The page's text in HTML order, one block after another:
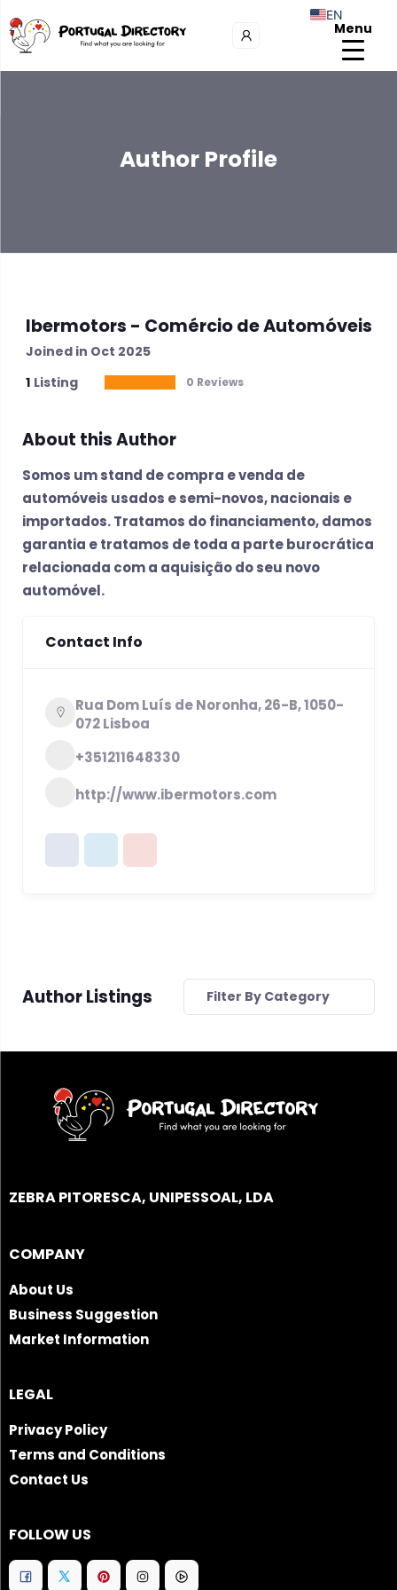
Menu
Author Profile
Ibermotors - Comércio de Automóveis
Joined in Oct 2025
1 Listing 0 Reviews
About this Author
Somos um stand de compra e venda de
automóveis usados e semi-novos, nacionais e
importados. Tratamos do financiamento, damos
garantia e tratamos de toda a parte burocrática
relacionada com a aquisição do seu novo
automóvel.
Contact Info
Rua Dom Luís de Noronha, 26-B, 1050-
072 Lisboa
+351211648330
http://www.ibermotors.com
Author Listings Filter By Category
ZEBRA PITORESCA, UNIPESSOAL, LDA
COMPANY
About Us
Business Suggestion
Market Information
LEGAL
Privacy Policy
Terms and Conditions
Contact Us
FOLLOW US
EN